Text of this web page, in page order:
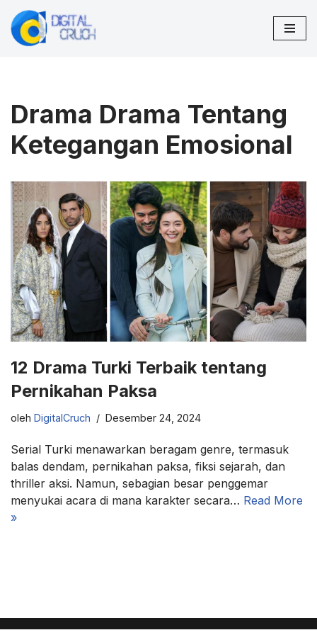
Lompat
Drama Drama Tentang
Ketegangan Emosional
12 Drama Turki Terbaik tentang
Pernikahan Paksa
oleh DigitalCruch Desember 24, 2024
Serial Turki menawarkan beragam genre, termasuk
balas dendam, pernikahan paksa, fiksi sejarah, dan
thriller aksi. Namun, sebagian besar penggemar
menyukai acara di mana karakter secara… Read More
»